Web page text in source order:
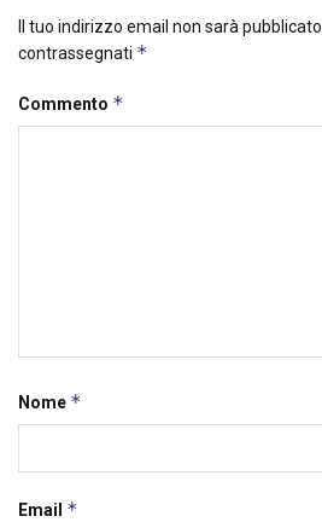
Il tuo indirizzo email non sarà pubblicato.
contrassegnati *
Commento *
Nome *
Email *